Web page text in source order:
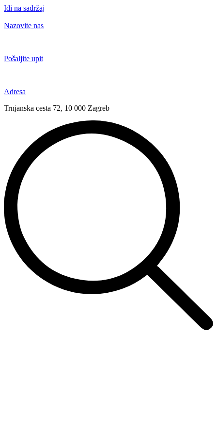
Idi na sadržaj
Nazovite nas
Pošaljite upit
Adresa
Trnjanska cesta 72, 10 000 Zagreb